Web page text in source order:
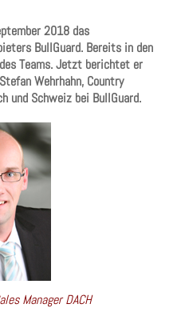
2018 das
BullGuard. Bereits in den
Teams. Jetzt berichtet er
Wehrhahn, Country
und Schweiz bei BullGuard.
Manager DACH